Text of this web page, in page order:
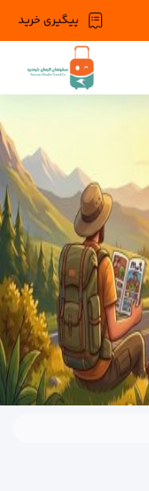
پیگیری خرید